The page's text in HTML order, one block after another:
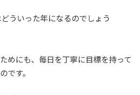
ういった年になるのでしょう
めにも、毎日を丁寧に目標を持って
です。